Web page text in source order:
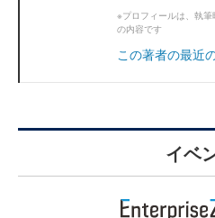
※プロフィールは、執
の内容です
この著者の最近
イベ